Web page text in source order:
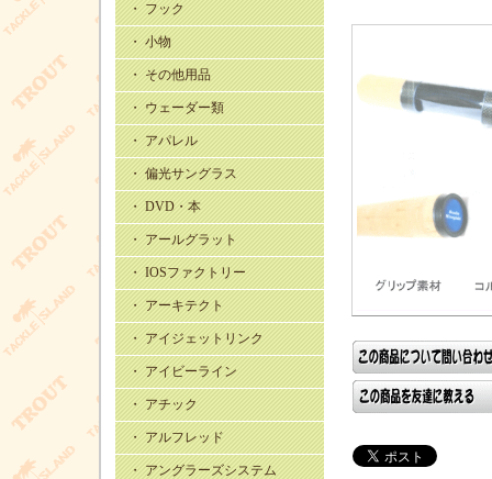
・ フック
・ 小物
・ その他用品
・ ウェーダー類
・ アパレル
・ 偏光サングラス
・ DVD・本
・ アールグラット
・ IOSファクトリー
・ アーキテクト
・ アイジェットリンク
・ アイビーライン
・ アチック
・ アルフレッド
・ アングラーズシステム